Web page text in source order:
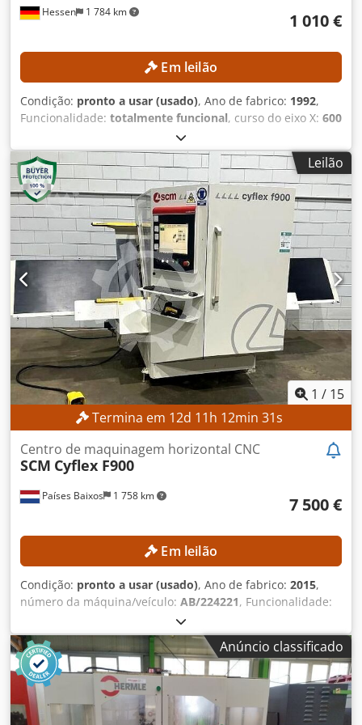
Hessen 1 784 km 1 010 €
Em leilão
Condição: pronto a usar (usado), Ano de fabrico: 1992,
Funcionalidade: totalmente funcional, curso do eixo X: 600
400 mm, curso do eixo Z:
velocidade do fuso (máx.):4 000 rpm, modelo de
controlador:Heidenhain 407, Sem preço mínimo – venda
garantida ao valor da oferta mais alta! ESPECIFICAÇÕES
TÉCNICAS Curso do eixo X: 600 mm Curso do eixo Y: 400
mm Curso do eixo Z: 420 mm Velocidade máxima de
rotação do eixo: 4.000 rpm Porta-ferramenta: SK 40
Distância entre o eixo e a mesa: 127–567 mm Diâmetro do
eixo no rolamento dianteiro: 55 mm Cedpfjzpxfhex Ad Rerf
DETALHES DA MÁQUINA Controlo: Heidenhain 407
EQUIPAMENTO Volante manual Conexão de rede
Leilão
1 / 15
Termina em 12d 11h 12min 28s
Países Baixos 1 758 km
Centro de maquinagem horizontal CNC
SCM Cyflex F900
7 500 €
Em leilão
Condição: pronto a usar (usado), Ano de fabrico: 2015,
número da máquina/veículo: AB/224221, Funcionalidade:
, horas de funcionamento:
largura de trabalho:900 mm, velocidade do spindle de
fresagem (máx.):18 000 rpm, comprimento de trabalho:
3 050 mm, Equipamento:Marcação CE, DETALHES
TÉCNICOS Área de trabalho do eixo X: 3.050 mm Área de
trabalho do eixo Y: 900 mm Área de trabalho do eixo Z: 60
mm Eixos controlados: 1 unidade Cabeçote de fresagem
Anúncio classificado